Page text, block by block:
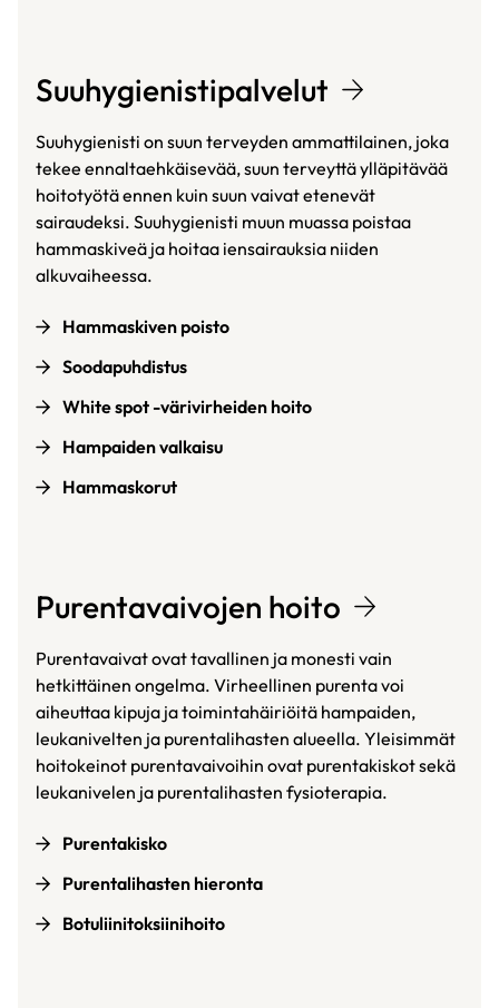
Suuhygienistipalvelut
Suuhygienisti on suun terveyden ammattilainen, joka
tekee ennaltaehkäisevää, suun terveyttä ylläpitävää
hoitotyötä ennen kuin suun vaivat etenevät
sairaudeksi. Suuhygienisti muun muassa poistaa
hammaskiveä ja hoitaa iensairauksia niiden
alkuvaiheessa.
Hammaskiven poisto
Soodapuhdistus
White spot -värivirheiden hoito
Hampaiden valkaisu
Hammaskorut
Purentavaivojen hoito
Purentavaivat ovat tavallinen ja monesti vain
hetkittäinen ongelma. Virheellinen purenta voi
aiheuttaa kipuja ja toimintahäiriöitä hampaiden,
leukanivelten ja purentalihasten alueella. Yleisimmät
hoitokeinot purentavaivoihin ovat purentakiskot sekä
leukanivelen ja purentalihasten fysioterapia.
Purentakisko
Purentalihasten hieronta
Botuliinitoksiinihoito